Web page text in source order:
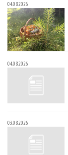
04.08.2026
04.08.2026
03.08.2026